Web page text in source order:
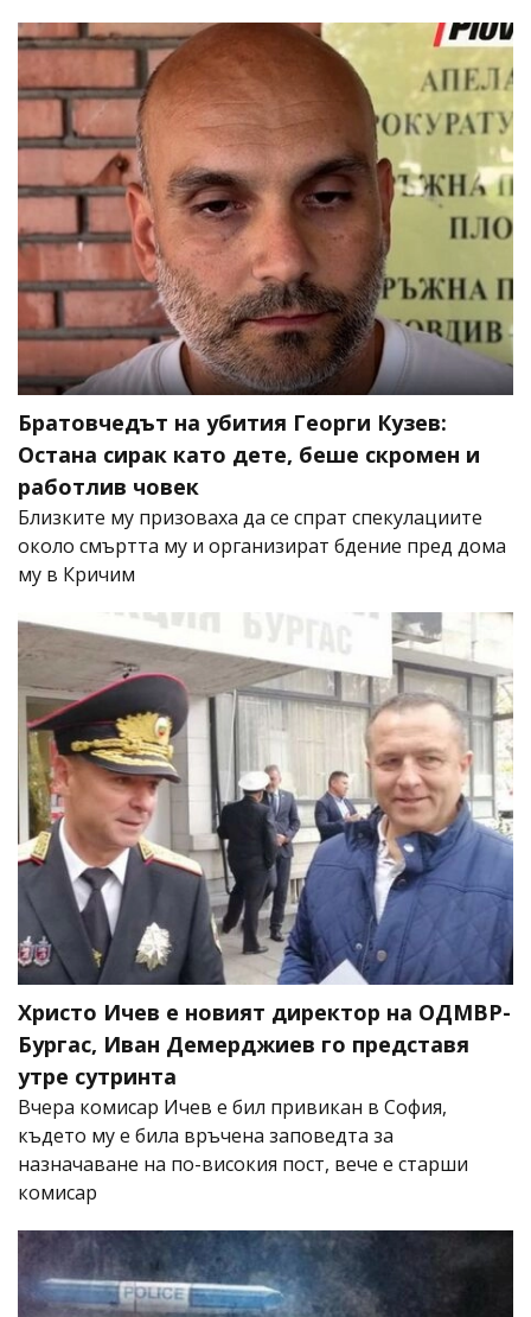
Братовчедът на убития Георги Кузев:
Остана сирак като дете, беше скромен и
работлив човек
Близките му призоваха да се спрат спекулациите
около смъртта му и организират бдение пред дома
му в Кричим
Христо Ичев е новият директор на ОДМВР-
Бургас, Иван Демерджиев го представя
утре сутринта
Вчера комисар Ичев е бил привикан в София,
където му е била връчена заповедта за
назначаване на по-високия пост, вече е старши
комисар